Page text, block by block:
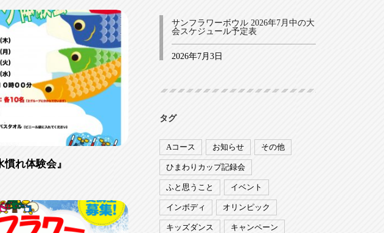
慣れ体験会』
サンフラワーボウル 2026年7月中の大
会スケジュール予定表
2026年7月3日
タグ
Aコース お知らせ その他
ひまわりカップ記録会
ふと思うこと イベント
インボディ オリンピック
キッズダンス キャンペーン